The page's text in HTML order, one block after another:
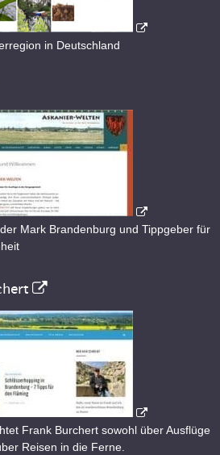
in Deutschland
Mark Brandenburg und Tippgeber für
Frank Burchert sowohl über Ausflüge
Reisen in die Ferne.